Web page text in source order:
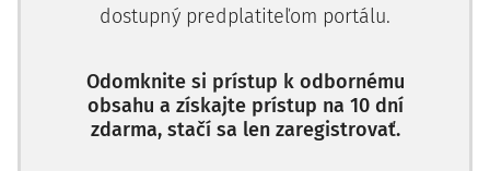
dostupný predplatiteľom portálu.
Odomknite si prístup k odbornému
obsahu a získajte prístup na 10 dní
zdarma, stačí sa len zaregistrovať.